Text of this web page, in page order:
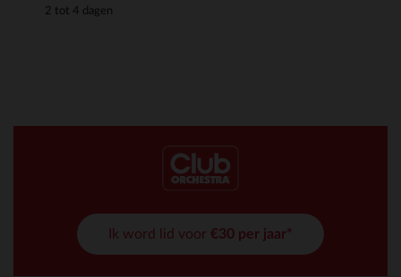
2 tot 4 dagen
Ik word lid voor €30 per jaar*